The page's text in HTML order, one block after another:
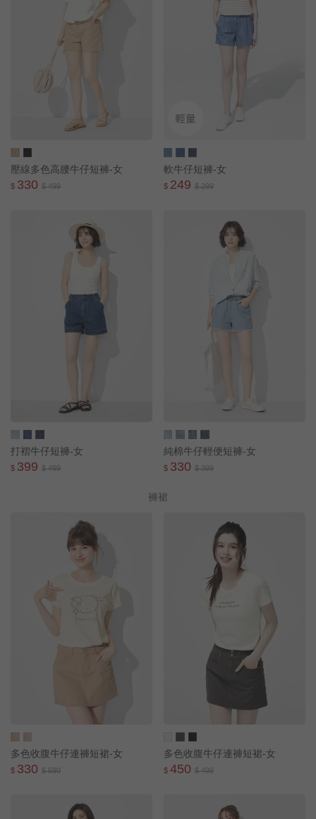
壓線多色高腰牛仔短褲-女
$ 330 $ 499
軟牛仔短褲-女
$ 249 $ 299
打褶牛仔短褲-女
$ 399 $ 499
純棉牛仔輕便短褲-女
$ 330 $ 399
褲裙
多色收腹牛仔連褲短裙-女
$ 330 $ 590
多色收腹牛仔連褲短裙-女
$ 450 $ 499